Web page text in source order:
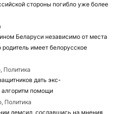
стороны погибло уже более
Беларуси независимо от места
имеет белорусское
Политика
дать экс-
алгоритм помощи
Политика
демсил, сославшись на мнения